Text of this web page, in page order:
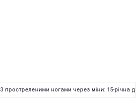
З простреленими ногами через міни: 15-річна